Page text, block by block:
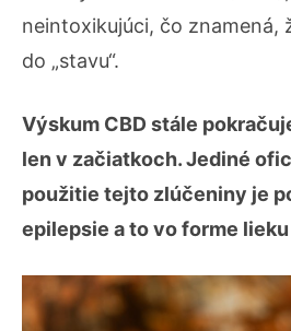
neintoxikujúci, čo znamená,
do „stavu“.
Výskum CBD stále
len v začiatkoch. Jediné
použitie tejto zlúčeniny je
epilepsie a to vo forme